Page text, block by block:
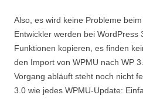
Also, es wird keine Probleme
Entwickler werden bei WordPress
Funktionen kopieren, es finden
den Import von WPMU nach WP
Vorgang abläuft steht noch nicht
3.0 wie jedes WPMU-Update: